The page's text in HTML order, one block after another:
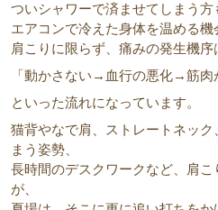
ついシャワーで済ませてしまう方
エアコンで冷えた身体を温める機
肩こりに限らず、痛みの発生機序
「動かさない→血行の悪化→筋肉
といった流れになっています。
猫背やなで肩、ストレートネッ
まう姿勢、
長時間のデスクワークなど、肩
が、